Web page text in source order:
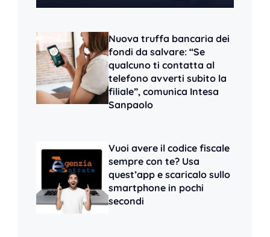
Nuova truffa bancaria dei
fondi da salvare: “Se
qualcuno ti contatta al
telefono avverti subito la
filiale”, comunica Intesa
Sanpaolo
Vuoi avere il codice fiscale
sempre con te? Usa
quest’app e scaricalo sullo
smartphone in pochi
secondi